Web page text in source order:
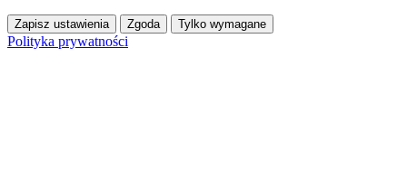
Zapisz ustawienia Zgoda Tylko wymagane
Polityka prywatności